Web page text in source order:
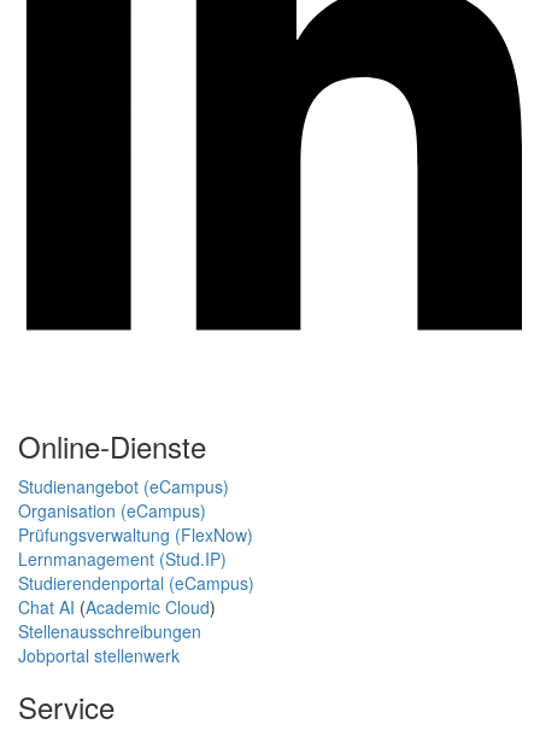
Online-Dienste
Studienangebot (eCampus)
Organisation (eCampus)
Prüfungsverwaltung (FlexNow)
Lernmanagement (Stud.IP)
Studierendenportal (eCampus)
Chat AI (Academic Cloud)
Stellenausschreibungen
Jobportal stellenwerk
Service